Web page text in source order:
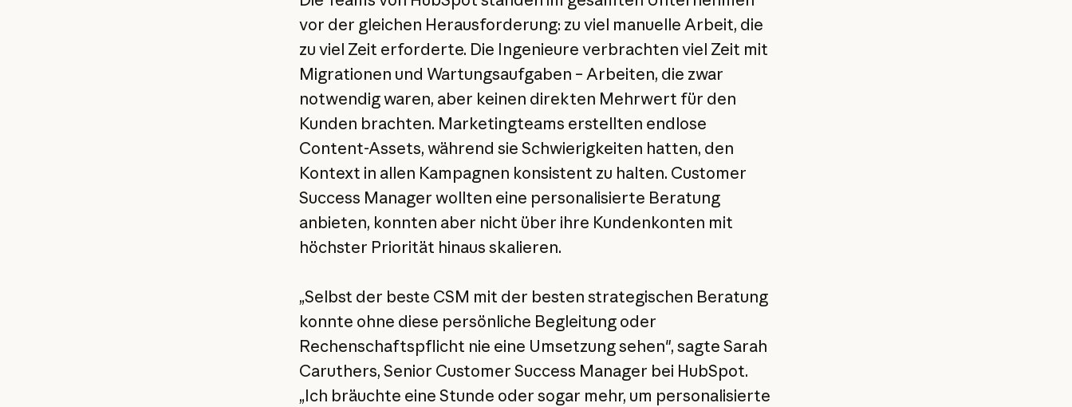
vor der gleichen Herausforderung: zu viel manuelle Arbeit, die
zu viel Zeit erforderte. Die Ingenieure verbrachten viel Zeit mit
Migrationen und Wartungsaufgaben – Arbeiten, die zwar
notwendig waren, aber keinen direkten Mehrwert für den
Kunden brachten. Marketingteams erstellten endlose
Content-Assets, während sie Schwierigkeiten hatten, den
Kontext in allen Kampagnen konsistent zu halten. Customer
Success Manager wollten eine personalisierte Beratung
anbieten, konnten aber nicht über ihre Kundenkonten mit
höchster Priorität hinaus skalieren.
„Selbst der beste CSM mit der besten strategischen Beratung
konnte ohne diese persönliche Begleitung oder
Rechenschaftspflicht nie eine Umsetzung sehen", sagte Sarah
Caruthers, Senior Customer Success Manager bei HubSpot.
„Ich bräuchte eine Stunde oder sogar mehr, um personalisierte